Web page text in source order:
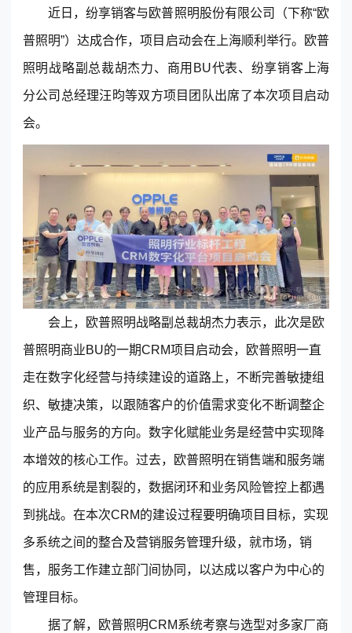
东莞客服热线
18929299059
(每天：8:00 — 22:00 全年无休)
购买咨询 售后服务
近日，纷享销客与欧普照明股份有限公司（下称“欧
普照明”）达成合作，项目启动会在上海顺利举行。欧普
照明战略副总裁胡杰力、商用BU代表、 纷享销客 上海
分公司总经理汪昀等双方项目团队出席了本次项目启动
会。
会上，欧普照明战略副总裁胡杰力表示，此次是欧
普照明商业BU的一期CRM项目启动会，欧普照明一直
走在数字化经营与持续建设的道路上，不断完善敏捷组
织、敏捷决策，以跟随客户的价值需求变化不断调整企
业产品与服务的方向。数字化赋能业务是经营中实现降
本增效的核心工作。过去，欧普照明在销售端和服务端
的应用系统是割裂的，数据闭环和业务风险管控上都遇
到挑战。在本次CRM的建设过程要明确项目目标，实现
多系统之间的整合及营销服务管理升级，就市场，销
售，服务工作建立部门间协同，以达成以客户为中心的
管理目标。
据了解，欧普照明CRM系统考察与选型对多家厂商